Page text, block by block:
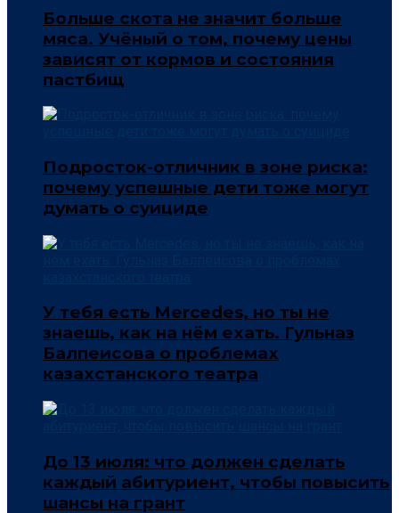
Больше скота не значит больше
мяса. Учёный о том, почему цены
зависят от кормов и состояния
пастбищ
Подросток-отличник в зоне риска:
почему успешные дети тоже могут
думать о суициде
У тебя есть Mercedes, но ты не
знаешь, как на нём ехать. Гульназ
Балпеисова о проблемах
казахстанского театра
До 13 июля: что должен сделать
каждый абитуриент, чтобы повысить
шансы на грант